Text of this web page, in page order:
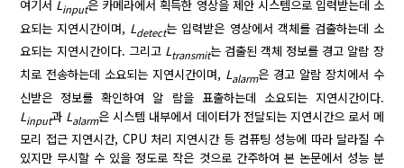
여기서 Linput은 카메라에서 획득한 영상을 제안 시스템으로 입력받는데 소
요되는 지연시간이며, Ldetect는 입력받은 영상에서 객체를 검출하는데 소
요되는 지연시간이다. 그리고 Ltransmit는 검출된 객체 정보를 경고 알람 장
치로 전송하는데 소요되는 지연시간이며, Lalarm은 경고 알람 장치에서 수
신받은 정보를 확인하여 알 람을 표출하는데 소요되는 지연시간이다.
Linput과 Lalarm은 시스템 내부에서 데이터가 전달되는 지연시간으 로서 메
모리 접근 지연시간, CPU 처리 지연시간 등 컴퓨팅 성능에 따라 달라질 수
있지만 무시할 수 있을 정도로 작은 것으로 간주하여 본 논문에서 성능 분